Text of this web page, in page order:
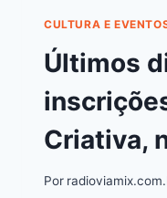
CULTURA E
Últimos
Criativa,
Por